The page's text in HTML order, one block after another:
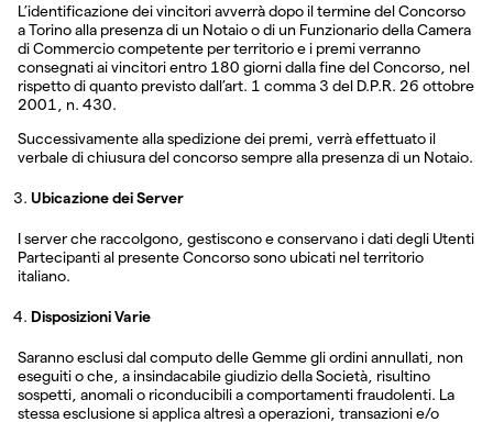
L’identificazione dei vincitori avverrà dopo il termine del Concorso
a Torino alla presenza di un Notaio o di un Funzionario della Camera
di Commercio competente per territorio e i premi verranno
consegnati ai vincitori entro 180 giorni dalla fine del Concorso, nel
rispetto di quanto previsto dall’art. 1 comma 3 del D.P.R. 26 ottobre
2001, n. 430.
Successivamente alla spedizione dei premi, verrà effettuato il
verbale di chiusura del concorso sempre alla presenza di un Notaio.
Ubicazione dei Server
I server che raccolgono, gestiscono e conservano i dati degli Utenti
Partecipanti al presente Concorso sono ubicati nel territorio
italiano.
Disposizioni Varie
Saranno esclusi dal computo delle Gemme gli ordini annullati, non
eseguiti o che, a insindacabile giudizio della Società, risultino
sospetti, anomali o riconducibili a comportamenti fraudolenti. La
stessa esclusione si applica altresì a operazioni, transazioni e/o